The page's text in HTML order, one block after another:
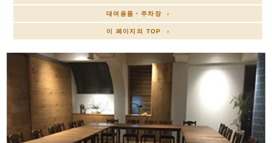
대여용품・주차장 ›
이 페이지의 TOP ›